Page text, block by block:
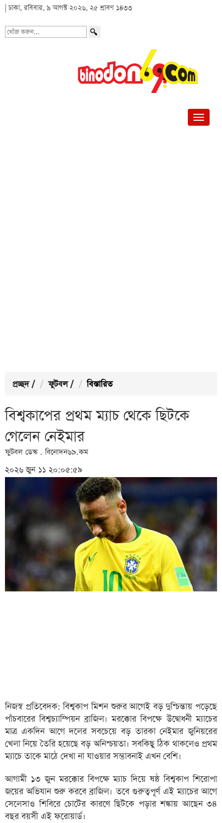
| ঢাকা, রবিবার, ৯ আগস্ট ২০২৬, ২৫ শ্রাবণ ১৪৩৩
খোঁজ
প্রচ্ছদ / ফুটবল / বিস্তারিত
বিশ্বকাপের প্রথম ম্যাচ থেকে ছিটকে
গেলেন নেইমার
ফুটবল ডেস্ক . বিনোদন৬৯.কম
২০২৬ জুন ১১ ২০:০৫:৫৯
নিজস্ব প্রতিবেদক: বিশ্বকাপ মিশন শুরুর আগেই বড় দুশ্চিন্তায় পড়েছে
পাঁচবারের বিশ্বচ্যাম্পিয়ন ব্রাজিল। মরক্কোর বিপক্ষে উদ্বোধনী ম্যাচের
মাত্র একদিন আগে দলের সবচেয়ে বড় তারকা নেইমার জুনিয়রের
খেলা নিয়ে তৈরি হয়েছে বড় অনিশ্চয়তা। সবকিছু ঠিক থাকলেও প্রথম
ম্যাচে তাকে মাঠে দেখা না যাওয়ার সম্ভাবনাই এখন বেশি।
আগামী ১৩ জুন মরক্কোর বিপক্ষে ম্যাচ দিয়ে ষষ্ঠ বিশ্বকাপ শিরোপা
জয়ের অভিযান শুরু করবে ব্রাজিল। তবে গুরুত্বপূর্ণ এই ম্যাচের আগে
সেলেসাও শিবিরে চোটের কারণে ছিটকে পড়ার শঙ্কায় আছেন ৩৪
বছর বয়সী এই ফরোয়ার্ড।